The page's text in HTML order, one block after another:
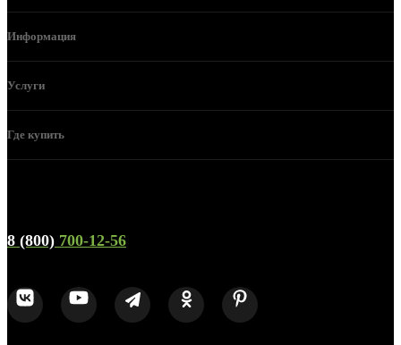
Информация
Услуги
Где купить
8 (800) 700-12-56